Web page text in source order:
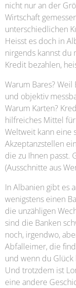
nicht nur an der
Wirtschaft
unterschiedlichen
Heisst es doch in
nirgends kannst du
Kredit bezahlen,
Warum Bares?
und objektiv
Warum Karten?
hilfreiches Mittel
Weltweit kann eine
Akzeptanzstellen
die zu Ihnen passt.
(Ausschnitte aus
In Albanien gibt es
wenigstens einen
die unzähligen
sind die Banken
noch, irgendwo,
Abfalleimer, die
und wenn du Glück
Und trotzdem ist
eine andere